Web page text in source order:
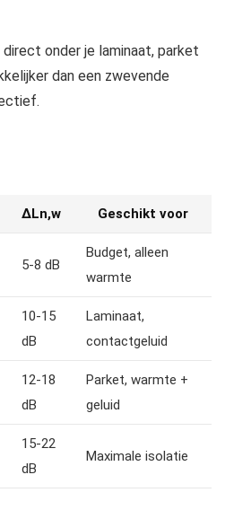
direct onder je laminaat, parket
dan een zwevende
ΔLn,w Geschikt voor
5-8 dB
Budget, alleen
warmte
10-15
dB
Laminaat,
contactgeluid
12-18
dB
Parket, warmte +
geluid
15-22
dB
Maximale isolatie